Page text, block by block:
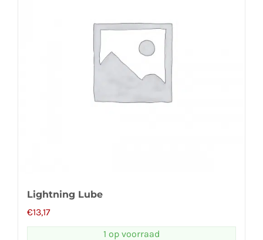
Lightning Lube
€13,17
1 op voorraad